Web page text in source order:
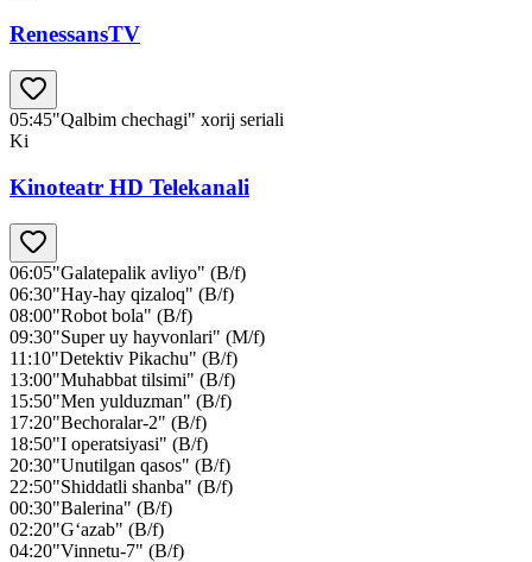
RenessansTV
05:45"Qalbim chechagi" xorij seriali
Ki
Kinoteatr HD Telekanali
06:05"Galatepalik avliyo" (B/f)
06:30"Hay-hay qizaloq" (B/f)
08:00"Robot bola" (B/f)
09:30"Super uy hayvonlari" (M/f)
11:10"Detektiv Pikachu" (B/f)
13:00"Muhabbat tilsimi" (B/f)
15:50"Men yulduzman" (B/f)
17:20"Bechoralar-2" (B/f)
18:50"I operatsiyasi" (B/f)
20:30"Unutilgan qasos" (B/f)
22:50"Shiddatli shanba" (B/f)
00:30"Balerina" (B/f)
02:20"G‘azab" (B/f)
04:20"Vinnetu-7" (B/f)